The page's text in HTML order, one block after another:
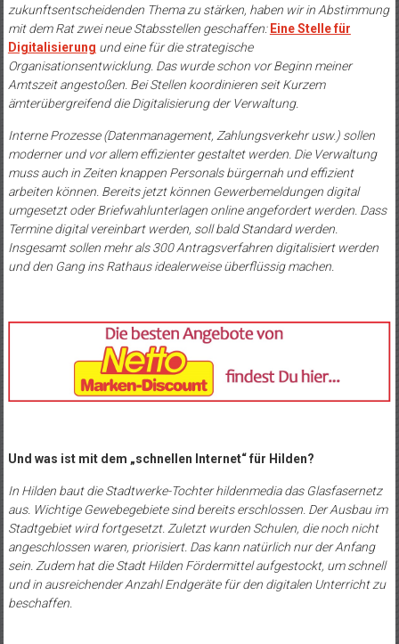
zukunftsentscheidenden Thema zu stärken, haben wir in Abstimmung
mit dem Rat zwei neue Stabsstellen geschaffen: Eine Stelle für
Digitalisierung und eine für die strategische
Organisationsentwicklung. Das wurde schon vor Beginn meiner
Amtszeit angestoßen. Bei Stellen koordinieren seit Kurzem
ämterübergreifend die Digitalisierung der Verwaltung.
Interne Prozesse (Datenmanagement, Zahlungsverkehr usw.) sollen
moderner und vor allem effizienter gestaltet werden. Die Verwaltung
muss auch in Zeiten knappen Personals bürgernah und effizient
arbeiten können. Bereits jetzt können Gewerbemeldungen digital
umgesetzt oder Briefwahlunterlagen online angefordert werden. Dass
Termine digital vereinbart werden, soll bald Standard werden.
Insgesamt sollen mehr als 300 Antragsverfahren digitalisiert werden
und den Gang ins Rathaus idealerweise überflüssig machen.
Und was ist mit dem „schnellen Internet“ für Hilden?
In Hilden baut die Stadtwerke-Tochter hildenmedia das Glasfasernetz
aus. Wichtige Gewebegebiete sind bereits erschlossen. Der Ausbau im
Stadtgebiet wird fortgesetzt. Zuletzt wurden Schulen, die noch nicht
angeschlossen waren, priorisiert. Das kann natürlich nur der Anfang
sein. Zudem hat die Stadt Hilden Fördermittel aufgestockt, um schnell
und in ausreichender Anzahl Endgeräte für den digitalen Unterricht zu
beschaffen.